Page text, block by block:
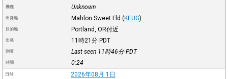
機種 Unknown
出発地 Mahlon Sweet Fld (KEUG)
目的地 Portland, OR付近
出発 11時21分 PDT
到着 Last seen 11時46分PDT
時間 0:24
日付 2026年08月 1日